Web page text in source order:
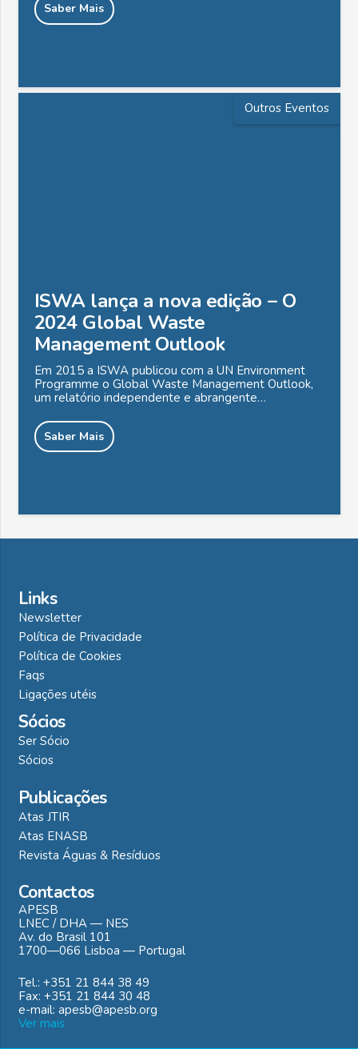
Saber Mais
Outros Eventos
ISWA lança a nova edição – O
2024 Global Waste
Management Outlook
Em 2015 a ISWA publicou com a UN Environment
Programme o Global Waste Management Outlook,
um relatório independente e abrangente…
Saber Mais
Links
Newsletter
Política de Privacidade
Política de Cookies
Faqs
Ligações utéis
Sócios
Ser Sócio
Sócios
Publicações
Atas JTIR
Atas ENASB
Revista Águas & Resíduos
Contactos
APESB
LNEC / DHA — NES
Av. do Brasil 101
1700—066 Lisboa — Portugal
Tel.: +351 21 844 38 49
Fax: +351 21 844 30 48
e-mail: apesb@apesb.org
Ver mais